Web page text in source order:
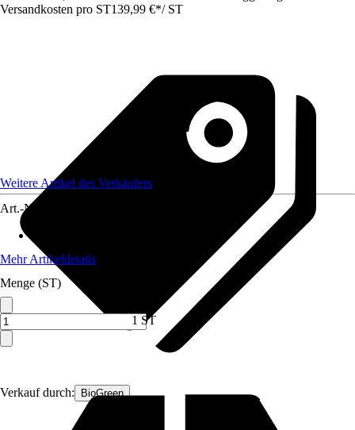
Versandkosten pro ST139,99 €*/ ST
Verkauf durch: BioGreen
Weitere Artikel des Verkäufers
Art.-Nr.
Mehr Artikeldetails
Menge (ST)
1 ST